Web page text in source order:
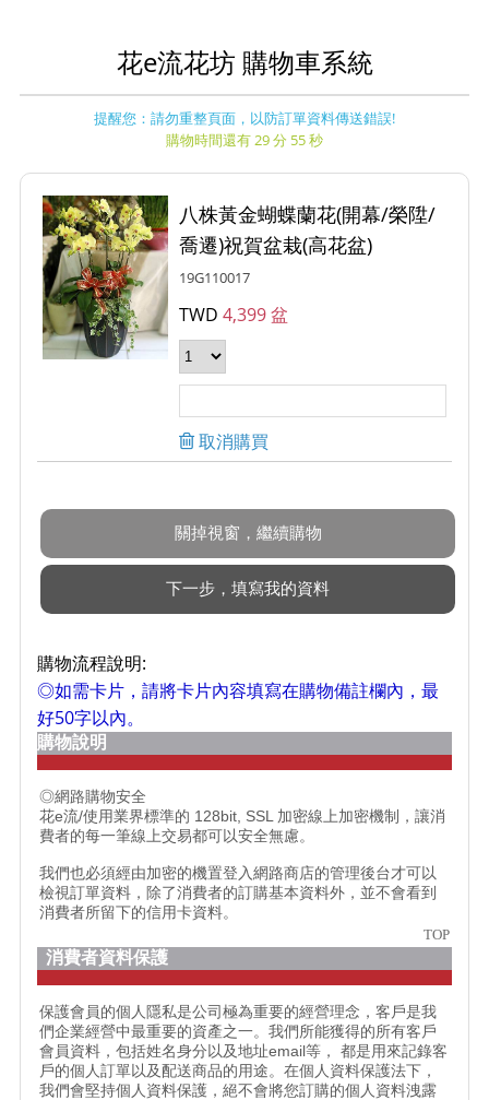
花e流花坊 購物車系統
提醒您：請勿重整頁面，以防訂單資料傳送錯誤!
購物時間還有 29 分 55 秒
八株黃金蝴蝶蘭花(開幕/榮陞/
喬遷)祝賀盆栽(高花盆)
19G110017
TWD4,399 盆
取消購買
購物流程說明:
◎如需卡片，請將卡片內容填寫在購物備註欄內，最
好50字以內。
購物說明
◎網路購物安全
花e流/使用業界標準的 128bit, SSL 加密線上加密機制，讓消
費者的每一筆線上交易都可以安全無慮。
我們也必須經由加密的機置登入網路商店的管理後台才可以
檢視訂單資料，除了消費者的訂購基本資料外，並不會看到
消費者所留下的信用卡資料。
TOP
消費者資料保護
保護會員的個人隱私是公司極為重要的經營理念，客戶是我
們企業經營中最重要的資產之一。我們所能獲得的所有客戶
會員資料，包括姓名身分以及地址email等， 都是用來記錄客
戶的個人訂單以及配送商品的用途。在個人資料保護法下，
我們會堅持個人資料保護，絕不會將您訂購的個人資料洩露